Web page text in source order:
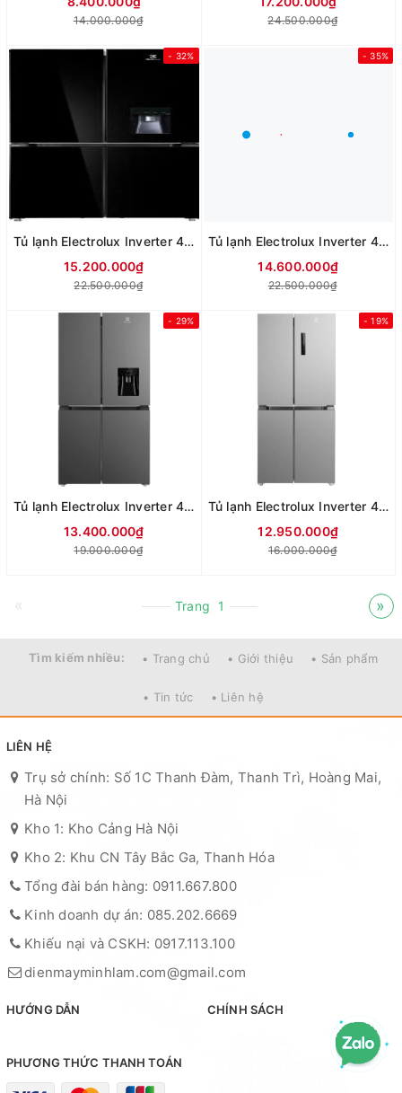
14.000.000₫ 24.500.000₫
- 32%
Tủ lạnh Electrolux Inverter 492 lít Multi Door EQE4955A-B
15.200.000₫
22.500.000₫
- 35%
Tủ lạnh Electrolux Inverter 496 lít Multi Door EQE4915A-B
14.600.000₫
22.500.000₫
- 29%
Tủ lạnh Electrolux Inverter 492 lít Multi Door EQE4960A-B
13.400.000₫
19.000.000₫
- 19%
Tủ lạnh Electrolux Inverter 496 lít Multi Door EQE4900A-A
12.950.000₫
16.000.000₫
« Trang 1 »
Tìm kiếm nhiều: • Trang chủ • Giới thiệu • Sản phẩm
• Tin tức • Liên hệ
LIÊN HỆ
Trụ sở chính: Số 1C Thanh Đàm, Thanh Trì, Hoàng Mai,
Hà Nội
Kho 1: Kho Cảng Hà Nội
Kho 2: Khu CN Tây Bắc Ga, Thanh Hóa
Tổng đài bán hàng: 0911.667.800
Kinh doanh dự án: 085.202.6669
Khiếu nại và CSKH: 0917.113.100
dienmayminhlam.com@gmail.com
HƯỚNG DẪN CHÍNH SÁCH
PHƯƠNG THỨC THANH TOÁN